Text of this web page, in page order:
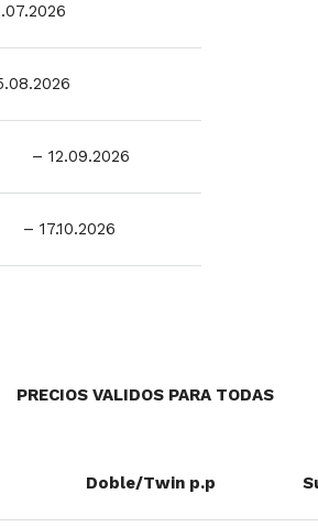
12.09.2026
17.10.2026
PARA TODAS
Doble/Twin p.p